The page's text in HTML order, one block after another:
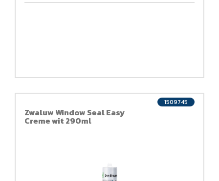
Zwaluw Window Seal Easy
Creme wit 290ml
1509745